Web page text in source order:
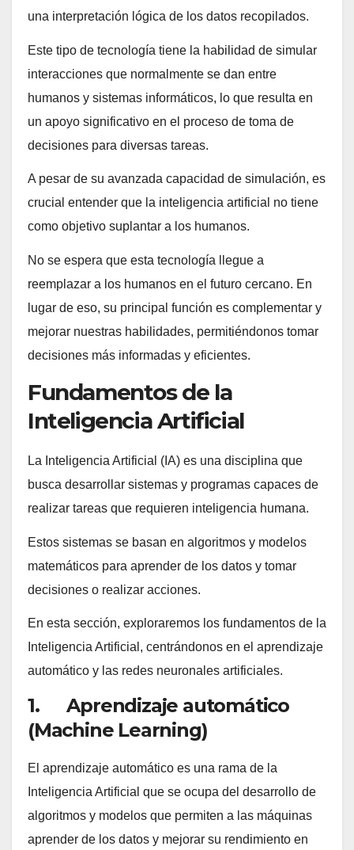
una interpretación lógica de los datos recopilados.
Este tipo de tecnología tiene la habilidad de simular
interacciones que normalmente se dan entre
humanos y sistemas informáticos, lo que resulta en
un apoyo significativo en el proceso de toma de
decisiones para diversas tareas.
A pesar de su avanzada capacidad de simulación, es
crucial entender que la inteligencia artificial no tiene
como objetivo suplantar a los humanos.
No se espera que esta tecnología llegue a
reemplazar a los humanos en el futuro cercano. En
lugar de eso, su principal función es complementar y
mejorar nuestras habilidades, permitiéndonos tomar
decisiones más informadas y eficientes.
Fundamentos de la
Inteligencia Artificial
La Inteligencia Artificial (IA) es una disciplina que
busca desarrollar sistemas y programas capaces de
realizar tareas que requieren inteligencia humana.
Estos sistemas se basan en algoritmos y modelos
matemáticos para aprender de los datos y tomar
decisiones o realizar acciones.
En esta sección, exploraremos los fundamentos de la
Inteligencia Artificial, centrándonos en el aprendizaje
automático y las redes neuronales artificiales.
1. Aprendizaje automático
(Machine Learning)
El aprendizaje automático es una rama de la
Inteligencia Artificial que se ocupa del desarrollo de
algoritmos y modelos que permiten a las máquinas
aprender de los datos y mejorar su rendimiento en